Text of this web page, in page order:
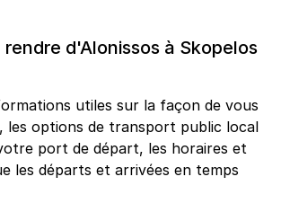
d'Alonissos à Skopelos
utiles sur la façon de vous
les options de transport public local
port de départ, les horaires et
les départs et arrivées en temps